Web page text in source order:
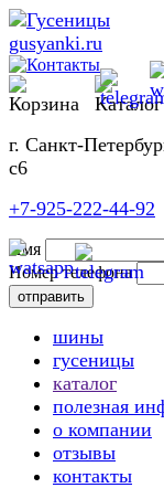
г. Санкт-
с6
+7-925-222-44-92
Имя
Номер телефона
шины
гусеницы
каталог
полезная
о компании
отзывы
контакты